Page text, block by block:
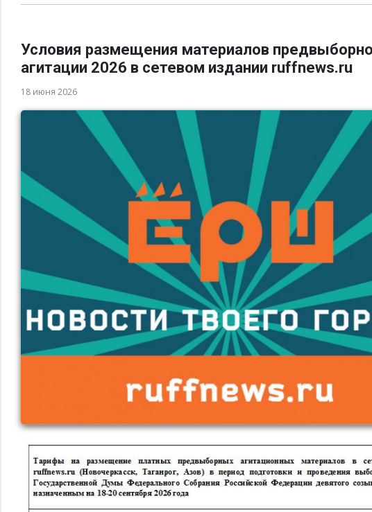
Условия размещения материалов
агитации 2026 в сетевом издании ruffnews.ru
18 июня 2026